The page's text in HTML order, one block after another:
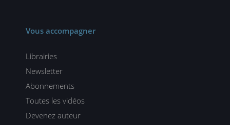
Vous accompagner
Librairies
Newsletter
Abonnements
Toutes les vidéos
Devenez auteur